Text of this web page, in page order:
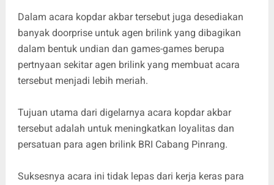
Dalam acara kopdar akbar tersebut juga desediakan
banyak doorprise untuk agen brilink yang dibagikan
dalam bentuk undian dan games-games berupa
pertnyaan sekitar agen brilink yang membuat acara
tersebut menjadi lebih meriah.
Tujuan utama dari digelarnya acara kopdar akbar
tersebut adalah untuk meningkatkan loyalitas dan
persatuan para agen brilink BRI Cabang Pinrang.
Suksesnya acara ini tidak lepas dari kerja keras para